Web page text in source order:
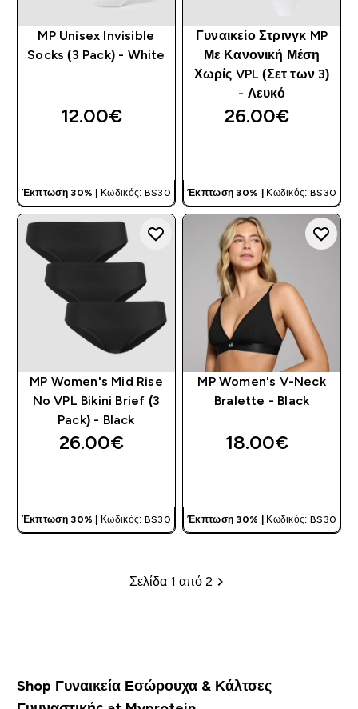
MP Unisex Invisible
Socks (3 Pack) - White
12.00€‎
Έκπτωση 30% | Κωδικός: BS30
Γυναικείο Στρινγκ MP
Με Κανονική Μέση
Χωρίς VPL (Σετ των 3)
- Λευκό
26.00€‎
Έκπτωση 30% | Κωδικός: BS30
MP Women's Mid Rise
No VPL Bikini Brief (3
Pack) - Black
26.00€‎
Έκπτωση 30% | Κωδικός: BS30
MP Women's V-Neck
Bralette - Black
18.00€‎
Έκπτωση 30% | Κωδικός: BS30
Σελιδοποίηση
Σελίδα 1 από 2
Shop Γυναικεία Εσώρουχα & Κάλτσες